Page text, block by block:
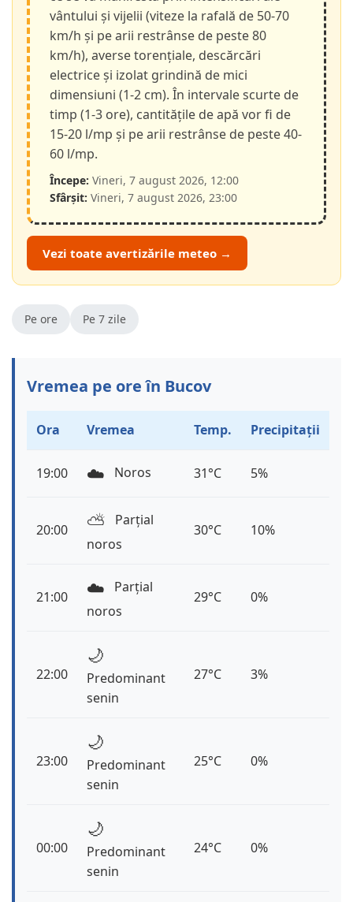
vântului și vijelii (viteze la rafală de 50-70
km/h și pe arii restrânse de peste 80
km/h), averse torențiale, descărcări
electrice și izolat grindină de mici
dimensiuni (1-2 cm). În intervale scurte de
timp (1-3 ore), cantitățile de apă vor fi de
15-20 l/mp și pe arii restrânse de peste 40-
60 l/mp.
Începe: Vineri, 7 august 2026, 12:00
Sfârșit: Vineri, 7 august 2026, 23:00
Vezi toate avertizările meteo →
Pe ore Pe 7 zile
Vremea pe ore în Bucov
Ora Vremea Temp. Precipitații
19:00 ☁️ Noros 31°C 5%
20:00 ⛅️
Parțial
noros
30°C 10%
21:00 ☁️
Parțial
noros
29°C 0%
22:00
🌙
Predominant
senin
27°C 3%
23:00
🌙
Predominant
senin
25°C 0%
00:00
🌙
Predominant
senin
24°C 0%